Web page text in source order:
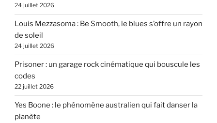
24 juillet 2026
Louis Mezzasoma : Be Smooth, le blues s’offre un rayon
de soleil
24 juillet 2026
Prisoner : un garage rock cinématique qui bouscule les
codes
22 juillet 2026
Yes Boone : le phénomène australien qui fait danser la
planète